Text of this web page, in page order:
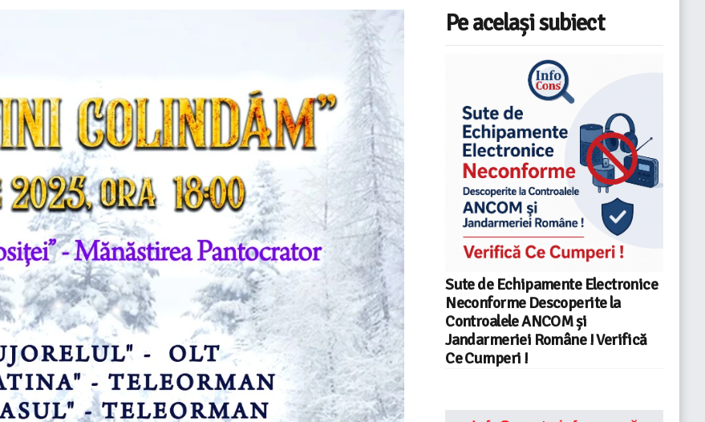
Pe același subiect
Sute de Echipamente Electronice
Neconforme Descoperite la
Controalele ANCOM și
Jandarmeriei Române ! Verifică
Ce Cumperi !